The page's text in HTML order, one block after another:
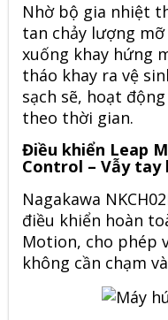
Nhờ bộ gia nhiệt
tan chảy lượng
xuống khay hứng
tháo khay ra vệ
sạch sẽ, hoạt
theo thời gian.
Điều khiển Leap
Control – Vẫy
Nagakawa
điều khiển hoàn
Motion, cho phép
không cần chạm